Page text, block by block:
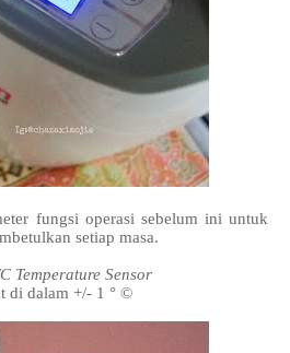
fungsi operasi sebelum ini untuk
setiap masa.
Temperature Sensor
di dalam +/- 1 ° ©